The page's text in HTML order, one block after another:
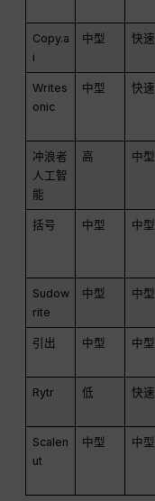
Copy.a
i
中型 快速
Writes
onic
中型 快速
冲浪者
人工智
能
高 中型
括号 中型 中型
Sudow
rite
中型 中型
引出 中型 中型
Rytr 低 快速
Scalen
ut
中型 中型